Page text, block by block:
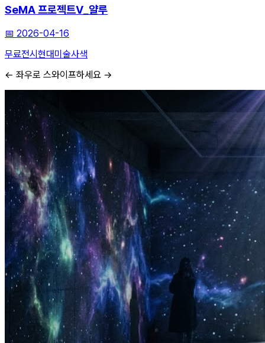
SeMA 프로젝트V_얄루
📅 2026-04-16
무료전시 현대미술사색
← 좌우로 스와이프하세요 →